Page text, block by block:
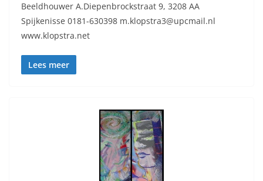
Beeldhouwer A.Diepenbrockstraat 9, 3208 AA
Spijkenisse 0181-630398 m.klopstra3@upcmail.nl
www.klopstra.net
Lees meer